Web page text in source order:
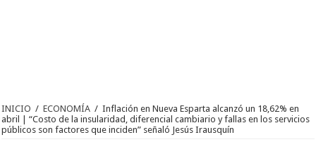
INICIO / ECONOMÍA / Inflación en Nueva Esparta alcanzó un 18,62% en
abril | “Costo de la insularidad, diferencial cambiario y fallas en los servicios
públicos son factores que inciden” señaló Jesús Irausquín